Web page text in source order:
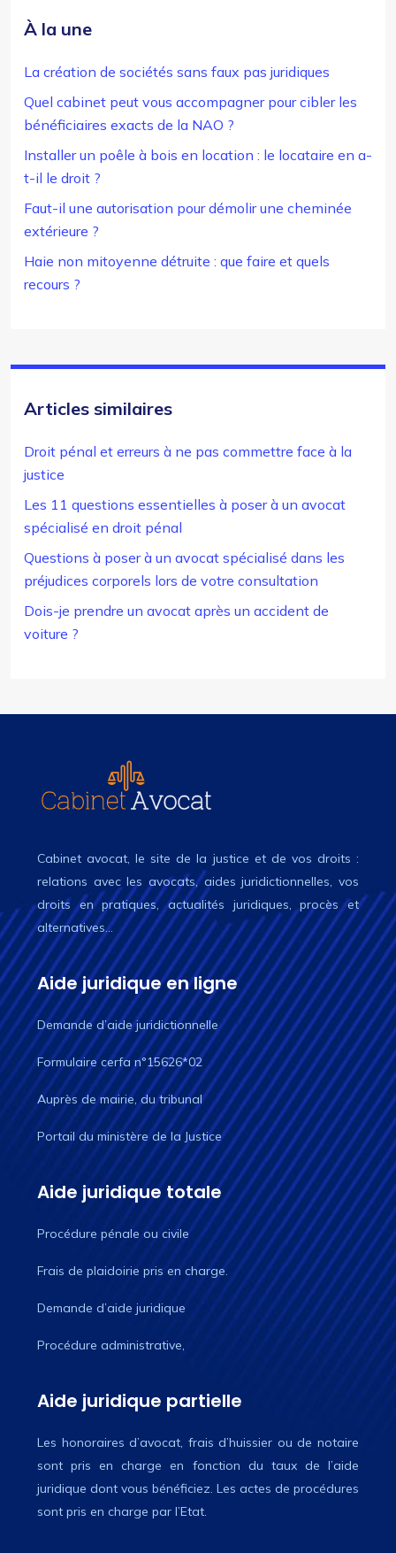
À la une
La création de sociétés sans faux pas juridiques
Quel cabinet peut vous accompagner pour cibler les
bénéficiaires exacts de la NAO ?
Installer un poêle à bois en location : le locataire en a-
t-il le droit ?
Faut-il une autorisation pour démolir une cheminée
extérieure ?
Haie non mitoyenne détruite : que faire et quels
recours ?
Articles similaires
Droit pénal et erreurs à ne pas commettre face à la
justice
Les 11 questions essentielles à poser à un avocat
spécialisé en droit pénal
Questions à poser à un avocat spécialisé dans les
préjudices corporels lors de votre consultation
Dois-je prendre un avocat après un accident de
voiture ?
Cabinet avocat, le site de la justice et de vos droits :
relations avec les avocats, aides juridictionnelles, vos
droits en pratiques, actualités juridiques, procès et
alternatives…
Aide juridique en ligne
Demande d’aide juridictionnelle
Formulaire cerfa n°15626*02
Auprès de mairie, du tribunal
Portail du ministère de la Justice
Aide juridique totale
Procédure pénale ou civile
Frais de plaidoirie pris en charge.
Demande d’aide juridique
Procédure administrative,
Aide juridique partielle
Les honoraires d’avocat, frais d’huissier ou de notaire
sont pris en charge en fonction du taux de l’aide
juridique dont vous bénéficiez. Les actes de procédures
sont pris en charge par l’Etat.